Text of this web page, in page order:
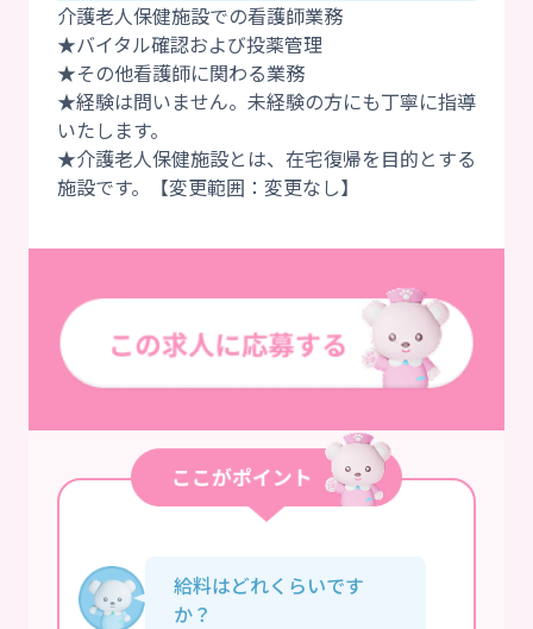
介護老人保健施設での看護師業務
★バイタル確認および投薬管理
★その他看護師に関わる業務
★経験は問いません。未経験の方にも丁寧に指導
いたします。
★介護老人保健施設とは、在宅復帰を目的とする
給料はどれくらいです
か？